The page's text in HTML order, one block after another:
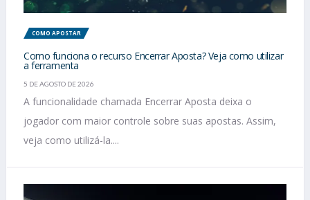
COMO APOSTAR
Como funciona o recurso Encerrar Aposta? Veja como utilizar
a ferramenta
5 DE AGOSTO DE 2026
A funcionalidade chamada Encerrar Aposta deixa o
jogador com maior controle sobre suas apostas. Assim,
veja como utilizá-la....